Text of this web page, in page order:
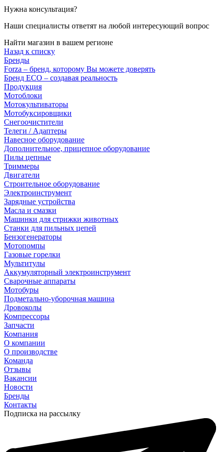
Нужна консультация?
Наши специалисты ответят на любой интересующий вопрос
Найти магазин в вашем регионе
Назад к списку
Бренды
Forza – бренд, которому Вы можете доверять
Бренд ECO – создавая реальность
Продукция
Мотоблоки
Мотокультиваторы
Мотобуксировщики
Снегоочистители
Телеги / Адаптеры
Навесное оборудование
Дополнительное, прицепное оборудование
Пилы цепные
Триммеры
Двигатели
Строительное оборудование
Электроинструмент
Зарядные устройства
Масла и смазки
Машинки для стрижки животных
Станки для пильных цепей
Бензогенераторы
Мотопомпы
Газовые горелки
Мультитулы
Аккумуляторный электроинструмент
Сварочные аппараты
Мотобуры
Подметально-уборочная машина
Дровоколы
Компрессоры
Запчасти
Компания
О компании
О производстве
Команда
Отзывы
Вакансии
Новости
Бренды
Контакты
Подписка на рассылку